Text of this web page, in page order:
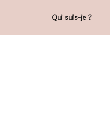
Qui suis-je ?